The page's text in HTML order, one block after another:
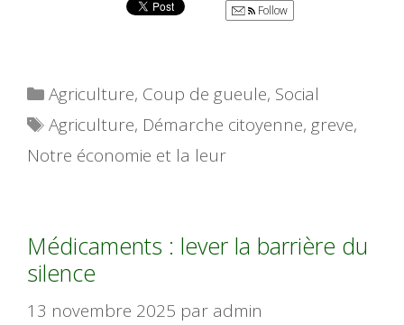
Follow
Catégories
Agriculture, Coup de gueule, Social
Étiquettes
Agriculture, Démarche citoyenne,greve,
Notre économie et la leur
Médicaments : lever la barrière du
silence
13 novembre 2025 par admin